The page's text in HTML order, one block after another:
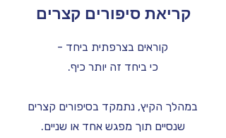
קריאת סיפורים קצרים
קוראים בצרפתית ביחד -
כי ביחד זה יותר כיף.
במהלך הקיץ, נתמקד בסיפורים קצרים
שנסיים תוך מפגש אחד או שניים.